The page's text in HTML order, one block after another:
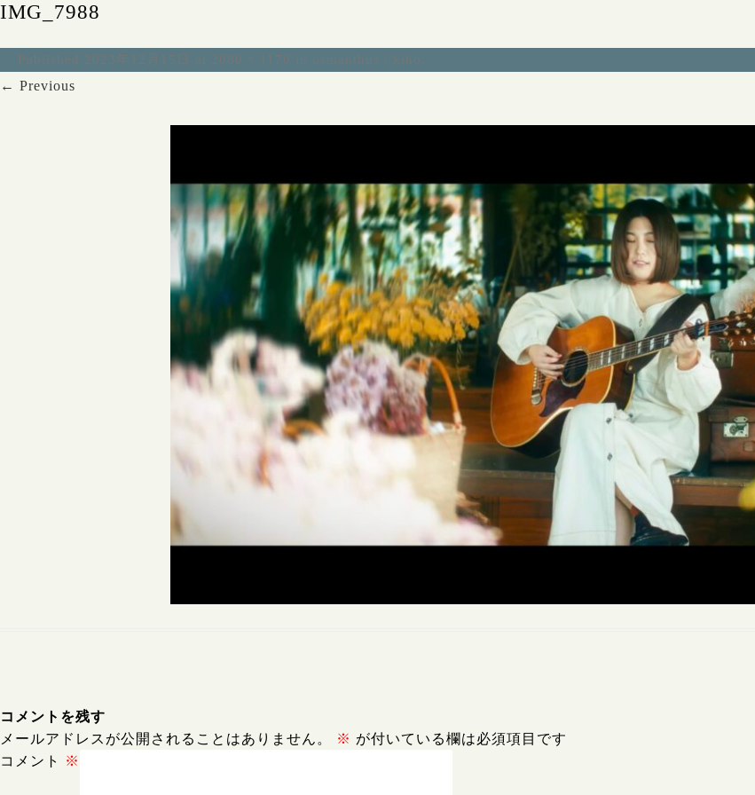
IMG_7988
Published 2023年12月15日 at 2080 × 1170 in osmanthus / kiho
← Previous
コメントを残す
メールアドレスが公開されることはありません。
※ が付いている欄は必須項目です
コメント
※